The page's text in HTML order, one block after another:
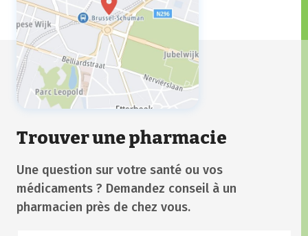
Trouver une pharmacie
Une question sur votre santé ou vos
médicaments ? Demandez conseil à un
pharmacien près de chez vous.